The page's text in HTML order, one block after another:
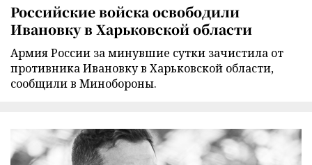
Российские войска освободили
Ивановку в Харьковской области
Армия России за минувшие сутки зачистила от
противника Ивановку в Харьковской области,
сообщили в Минобороны.